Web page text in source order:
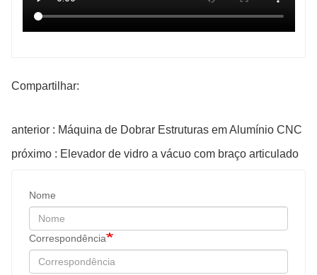
Compartilhar:
anterior : Máquina de Dobrar Estruturas em Alumínio CNC
próximo : Elevador de vidro a vácuo com braço articulado
Nome
Correspondência